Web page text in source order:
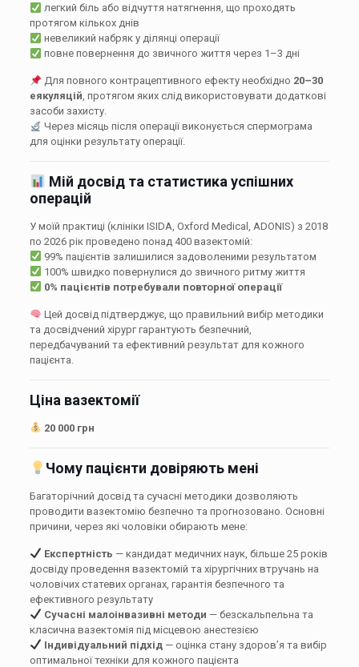
легкий біль або відчуття натягнення, що проходять
протягом кількох днів
невеликий набряк у ділянці операції
повне повернення до звичного життя через 1–3 дні
Для повного контрацептивного ефекту необхідно 20–30
еякуляцій, протягом яких слід використовувати додаткові
засоби захисту.
Через місяць після операції виконується спермограма
для оцінки результату операції.
Мій досвід та статистика успішних
операцій
У моїй практиці (клініки ISIDA, Oxford Medical, ADONIS) з 2018
по 2026 рік проведено понад 400 вазектомій:
99% пацієнтів залишилися задоволеними результатом
100% швидко повернулися до звичного ритму життя
0% пацієнтів потребували повторної операції
Цей досвід підтверджує, що правильний вибір методики
та досвідчений хірург гарантують безпечний,
передбачуваний та ефективний результат для кожного
пацієнта.
Ціна вазектомії
20 000 грн
Чому пацієнти довіряють мені
Багаторічний досвід та сучасні методики дозволяють
проводити вазектомію безпечно та прогнозовано. Основні
причини, через які чоловіки обирають мене:
Експертність — кандидат медичних наук, більше 25 років
досвіду проведення вазектомій та хірургічних втручань на
чоловічих статевих органах, гарантія безпечного та
ефективного результату
Сучасні малоінвазивні методи — безскальпельна та
класична вазектомія під місцевою анестезією
Індивідуальний підхід— оцінка стану здоров’я та вибір
оптимальної техніки для кожного пацієнта